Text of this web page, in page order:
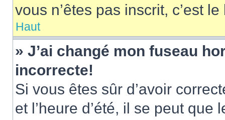
vous n’êtes pas inscrit, c’est
Haut
» J’ai changé mon fuseau
incorrecte!
Si vous êtes sûr d’avoir
et l’heure d’été, il se peut que